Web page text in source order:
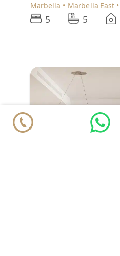
Marbella
Marbella East
5 5